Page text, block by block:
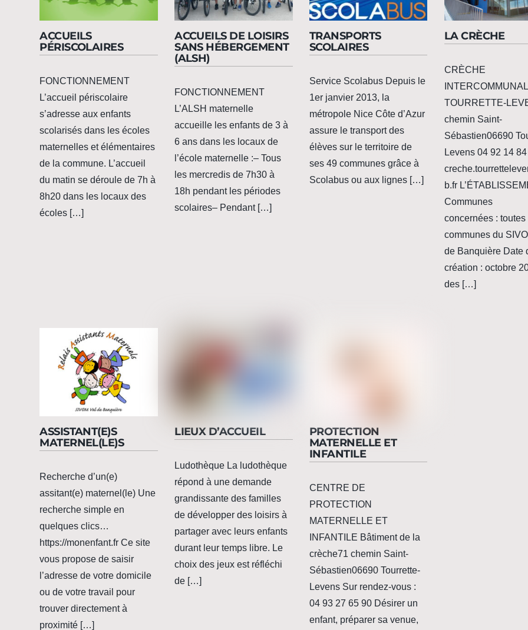
ACCUEILS
PÉRISCOLAIRES
FONCTIONNEMENT
L’accueil périscolaire
s’adresse aux enfants
scolarisés dans les écoles
maternelles et élémentaires
de la commune. L’accueil
du matin se déroule de 7h à
8h20 dans les locaux des
écoles […]
ACCUEILS DE LOISIRS
SANS HÉBERGEMENT
(ALSH)
FONCTIONNEMENT
L’ALSH maternelle
accueille les enfants de 3 à
6 ans dans les locaux de
l’école maternelle :– Tous
les mercredis de 7h30 à
18h pendant les périodes
scolaires– Pendant […]
TRANSPORTS
SCOLAIRES
Service Scolabus Depuis le
1er janvier 2013, la
métropole Nice Côte d’Azur
assure le transport des
élèves sur le territoire de
ses 49 communes grâce à
Scolabus ou aux lignes […]
LA CRÈCHE
CRÈCHE
TOURRETTE-
chemin Saint-
Sébastien06690
Levens 04 92 14
b.fr
Communes
concernées : toutes
communes du
de Banquière Date
création : octobre
des […]
ASSISTANT(E)S
MATERNEL(LE)S
Recherche d’un(e)
assitant(e) maternel(le) Une
recherche simple en
quelques clics…
https://monenfant.fr Ce site
vous propose de saisir
l’adresse de votre domicile
ou de votre travail pour
trouver directement à
proximité […]
LIEUX D’ACCUEIL
Ludothèque La ludothèque
répond à une demande
grandissante des familles
de développer des loisirs à
partager avec leurs enfants
durant leur temps libre. Le
choix des jeux est réfléchi
de […]
PROTECTION
MATERNELLE ET
INFANTILE
CENTRE DE
PROTECTION
MATERNELLE ET
INFANTILE Bâtiment de la
crèche71 chemin Saint-
Sébastien06690 Tourrette-
Levens Sur rendez-vous :
04 93 27 65 90 Désirer un
enfant, préparer sa venue,